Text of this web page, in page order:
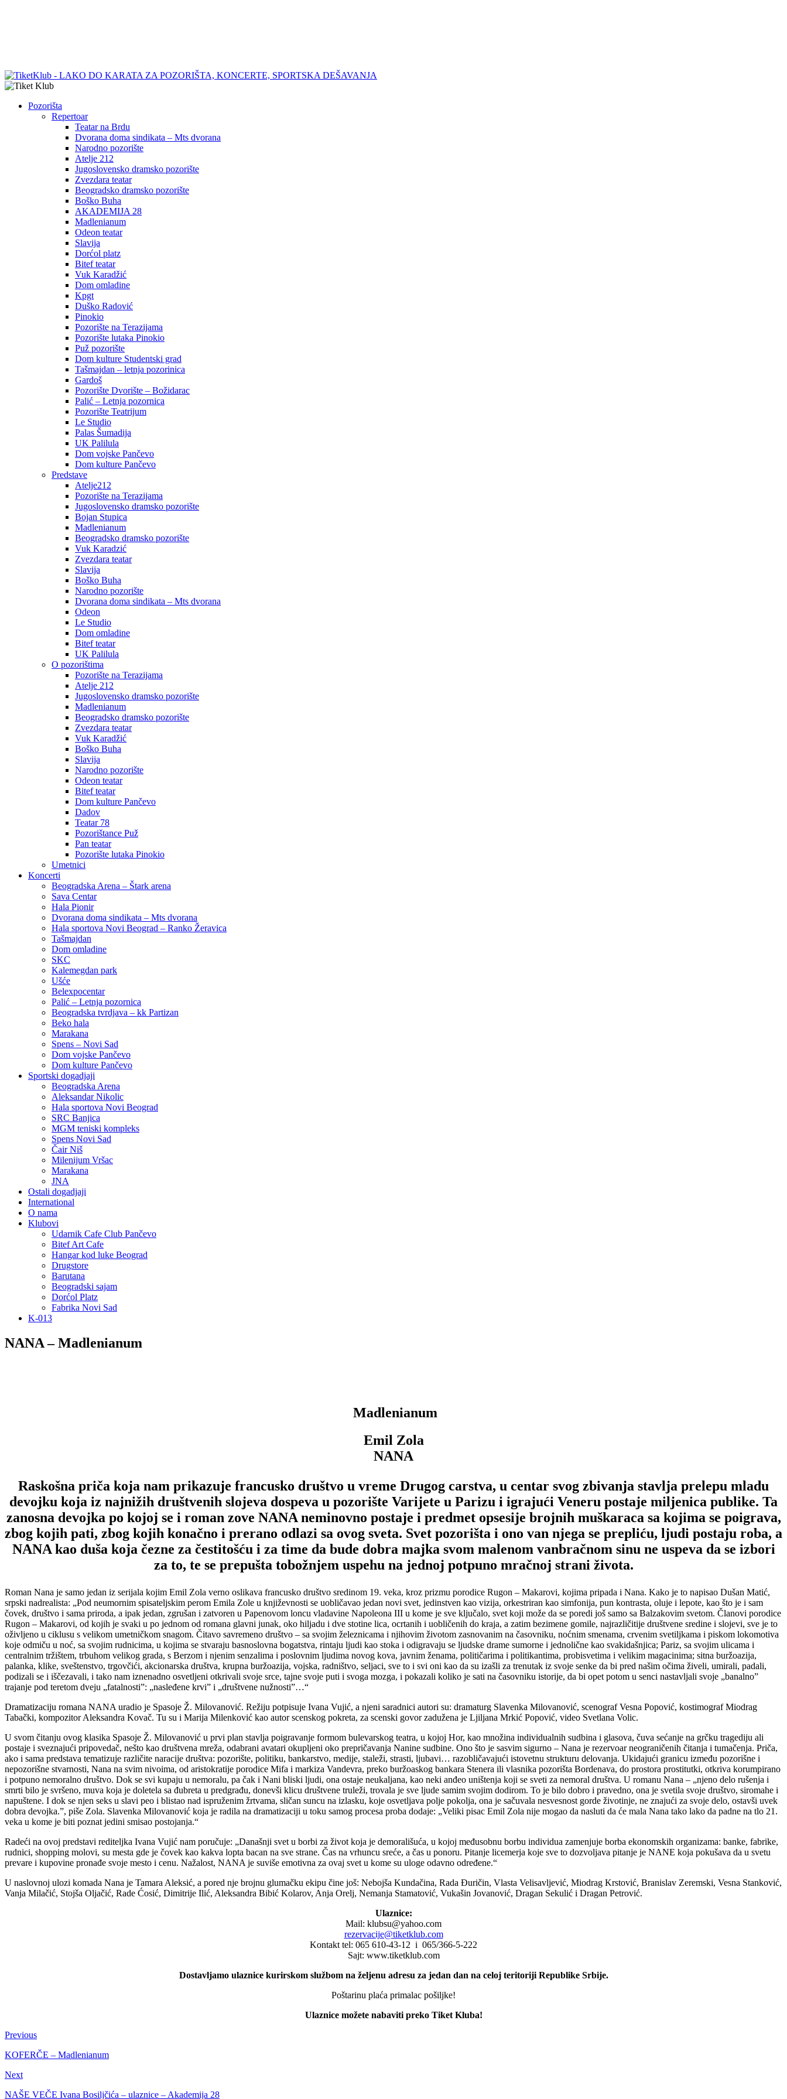
Pozorišta
Repertoar
Teatar na Brdu
Dvorana doma sindikata – Mts dvorana
Narodno pozorište
Atelje 212
Jugoslovensko dramsko pozorište
Zvezdara teatar
Beogradsko dramsko pozorište
Boško Buha
AKADEMIJA 28
Madlenianum
Odeon teatar
Slavija
Dorćol platz
Bitef teatar
Vuk Karadžić
Dom omladine
Kpgt
Duško Radović
Pinokio
Pozorište na Terazijama
Pozorište lutaka Pinokio
Puž pozorište
Dom kulture Studentski grad
Tašmajdan – letnja pozorinica
Gardoš
Pozorište Dvorište – Božidarac
Palić – Letnja pozornica
Pozorište Teatrijum
Le Studio
Palas Šumadija
UK Palilula
Dom vojske Pančevo
Dom kulture Pančevo
Predstave
Atelje212
Pozorište na Terazijama
Jugoslovensko dramsko pozorište
Bojan Stupica
Madlenianum
Beogradsko dramsko pozorište
Vuk Karadzić
Zvezdara teatar
Slavija
Boško Buha
Narodno pozorište
Dvorana doma sindikata – Mts dvorana
Odeon
Le Studio
Dom omladine
Bitef teatar
UK Palilula
O pozorištima
Pozorište na Terazijama
Atelje 212
Jugoslovensko dramsko pozorište
Madlenianum
Beogradsko dramsko pozorište
Zvezdara teatar
Vuk Karadžić
Boško Buha
Slavija
Narodno pozorište
Odeon teatar
Bitef teatar
Dom kulture Pančevo
Dadov
Teatar 78
Pozorištance Puž
Pan teatar
Pozorište lutaka Pinokio
Umetnici
Koncerti
Beogradska Arena – Štark arena
Sava Centar
Hala Pionir
Dvorana doma sindikata – Mts dvorana
Hala sportova Novi Beograd – Ranko Žeravica
Tašmajdan
Dom omladine
SKC
Kalemegdan park
Ušće
Belexpocentar
Palić – Letnja pozornica
Beogradska tvrdjava – kk Partizan
Beko hala
Marakana
Spens – Novi Sad
Dom vojske Pančevo
Dom kulture Pančevo
Sportski dogadjaji
Beogradska Arena
Aleksandar Nikolic
Hala sportova Novi Beograd
SRC Banjica
MGM teniski kompleks
Spens Novi Sad
Čair Niš
Milenijum Vršac
Marakana
JNA
Ostali dogadjaji
International
O nama
Klubovi
Udarnik Cafe Club Pančevo
Bitef Art Cafe
Hangar kod luke Beograd
Drugstore
Barutana
Beogradski sajam
Dorćol Platz
Fabrika Novi Sad
K-013
NANA – Madlenianum
Madlenianum
Emil Zola
NANA
Raskošna priča koja nam prikazuje francusko društvo u vreme Drugog carstva, u centar svog zbivanja stavlja prelepu mladu
devojku koja iz najnižih društvenih slojeva dospeva u pozorište Varijete u Parizu i igrajući Veneru postaje miljenica publike. Ta
zanosna devojka po kojoj se i roman zove NANA neminovno postaje i predmet opsesije brojnih muškaraca sa kojima se poigrava,
zbog kojih pati, zbog kojih konačno i prerano odlazi sa ovog sveta. Svet pozorišta i ono van njega se prepliću, ljudi postaju roba, a
NANA kao duša koja čezne za čestitošću i za time da bude dobra majka svom malenom vanbračnom sinu ne uspeva da se izbori
za to, te se prepušta tobožnjem uspehu na jednoj potpuno mračnoj strani života.
Roman Nana je samo jedan iz serijala kojim Emil Zola verno oslikava francusko društvo sredinom 19. veka, kroz prizmu porodice Rugon – Makarovi, kojima pripada i Nana. Kako je to napisao Dušan Matić,
srpski nadrealista: „Pod neumornim spisateljskim perom Emila Zole u književnosti se uobličavao jedan novi svet, jedinstven kao vizija, orkestriran kao simfonija, pun kontrasta, oluje i lepote, kao što je i sam
čovek, društvo i sama priroda, a ipak jedan, zgrušan i zatvoren u Papenovom loncu vladavine Napoleona III u kome je sve ključalo, svet koji može da se poredi još samo sa Balzakovim svetom. Članovi porodice
Rugon – Makarovi, od kojih je svaki u po jednom od romana glavni junak, oko hiljadu i dve stotine lica, ocrtanih i uobličenih do kraja, a zatim bezimene gomile, najrazličitije društvene sredine i slojevi, sve je to
oživljeno u ciklusu s velikom umetničkom snagom. Čitavo savremeno društvo – sa svojim železnicama i njihovim životom zasnovanim na časovniku, noćnim smenama, crvenim svetiljkama i piskom lokomotiva
koje odmiču u noć, sa svojim rudnicima, u kojima se stvaraju basnoslovna bogatstva, rintaju ljudi kao stoka i odigravaju se ljudske drame sumorne i jednolične kao svakidašnjica; Pariz, sa svojim ulicama i
centralnim tržištem, trbuhom velikog grada, s Berzom i njenim senzalima i poslovnim ljudima novog kova, javnim ženama, političarima i politikantima, probisvetima i velikim magacinima; sitna buržoazija,
palanka, klike, sveštenstvo, trgovčići, akcionarska društva, krupna buržoazija, vojska, radništvo, seljaci, sve to i svi oni kao da su izašli za trenutak iz svoje senke da bi pred našim očima živeli, umirali, padali,
podizali se i iščezavali, i tako nam iznenadno osvetljeni otkrivali svoje srce, tajne svoje puti i svoga mozga, i pokazali koliko je sati na časovniku istorije, da bi opet potom u senci nastavljali svoje „banalno”
trajanje pod teretom dveju „fatalnosti”: „nasleđene krvi” i „društvene nužnosti”…“
Dramatizaciju romana NANA uradio je Spasoje Ž. Milovanović. Režiju potpisuje Ivana Vujić, a njeni saradnici autori su: dramaturg Slavenka Milovanović, scenograf Vesna Popović, kostimograf Miodrag
Tabački, kompozitor Aleksandra Kovač. Tu su i Marija Milenković kao autor scenskog pokreta, za scenski govor zadužena je Ljiljana Mrkić Popović, video Svetlana Volic.
U svom čitanju ovog klasika Spasoje Ž. Milovanović u prvi plan stavlja poigravanje formom bulevarskog teatra, u kojoj Hor, kao množina individualnih sudbina i glasova, čuva sećanje na grčku tragediju ali
postaje i sveznajući pripovedač, nešto kao društvena mreža, odabrani avatari okupljeni oko prepričavanja Nanine sudbine. Ono što je sasvim sigurno – Nana je rezervoar neograničenih čitanja i tumačenja. Priča,
ako i sama predstava tematizuje različite naracije društva: pozorište, politiku, bankarstvo, medije, staleži, strasti, ljubavi… razobličavajući istovetnu strukturu delovanja. Ukidajući granicu između pozorišne i
nepozorišne stvarnosti, Nana na svim nivoima, od aristokratije porodice Mifa i markiza Vandevra, preko buržoaskog bankara Stenera ili vlasnika pozorišta Bordenava, do prostora prostitutki, otkriva korumpirano
i potpuno nemoralno društvo. Dok se svi kupaju u nemoralu, pa čak i Nani bliski ljudi, ona ostaje neukaljana, kao neki anđeo uništenja koji se sveti za nemoral društva. U romanu Nana – „njeno delo rušenja i
smrti bilo je svršeno, muva koja je doletela sa đubreta u predgrađu, donevši klicu društvene truleži, trovala je sve ljude samim svojim dodirom. To je bilo dobro i pravedno, ona je svetila svoje društvo, siromahe i
napuštene. I dok se njen seks u slavi peo i blistao nad ispruženim žrtvama, sličan suncu na izlasku, koje osvetljava polje pokolja, ona je sačuvala nesvesnost gorde životinje, ne znajući za svoje delo, ostavši uvek
dobra devojka.”, piše Zola. Slavenka Milovanović koja je radila na dramatizaciji u toku samog procesa proba dodaje: „Veliki pisac Emil Zola nije mogao da nasluti da će mala Nana tako lako da padne na tlo 21.
veka u kome je biti poznat jedini smisao postojanja.“
Radeći na ovoj predstavi rediteljka Ivana Vujić nam poručuje: „Današnji svet u borbi za život koja je demorališuća, u kojoj međusobnu borbu individua zamenjuje borba ekonomskih organizama: banke, fabrike,
rudnici, shopping molovi, su mesta gde je čovek kao kakva lopta bacan na sve strane. Čas na vrhuncu sreće, a čas u ponoru. Pitanje licemerja koje sve to dozvoljava pitanje je NANE koja pokušava da u svetu
prevare i kupovine pronađe svoje mesto i cenu. Nažalost, NANA je suviše emotivna za ovaj svet u kome su uloge odavno određene.“
U naslovnoj ulozi komada Nana je Tamara Aleksić, a pored nje brojnu glumačku ekipu čine još: Nebojša Kundačina, Rada Đuričin, Vlasta Velisavljević, Miodrag Krstović, Branislav Zeremski, Vesna Stanković,
Vanja Milačić, Stojša Oljačić, Rade Ćosić, Dimitrije Ilić, Aleksandra Bibić Kolarov, Anja Orelj, Nemanja Stamatović, Vukašin Jovanović, Dragan Sekulić i Dragan Petrović.
Ulaznice:
Mail: klubsu@yahoo.com
rezervacije@tiketklub.com
Kontakt tel: 065 610-43-12 i 065/366-5-222
Sajt: www.tiketklub.com
Dostavljamo ulaznice kurirskom službom na željenu adresu za jedan dan na celoj teritoriji Republike Srbije.
Poštarinu plaća primalac pošiljke!
Ulaznice možete nabaviti preko Tiket Kluba!
Previous
KOFERČE – Madlenianum
Next
NAŠE VEČE Ivana Bosiljčića – ulaznice – Akademija 28